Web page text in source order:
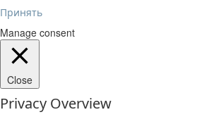
Принять
Manage consent
Close
Privacy Overview